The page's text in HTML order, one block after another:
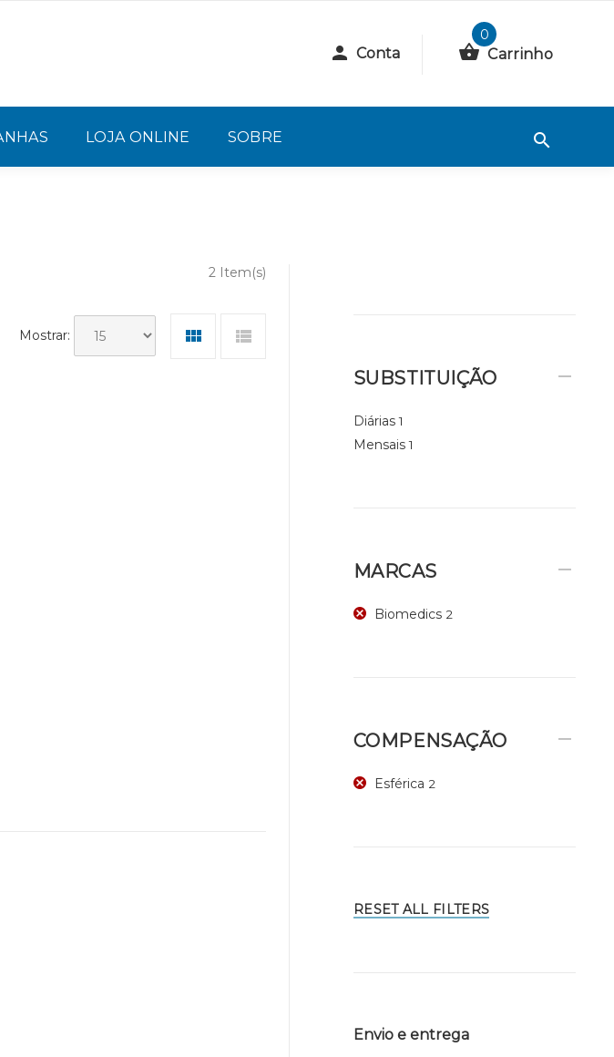
Conta
0
Carrinho
LOJA ONLINE SOBRE
2 Item(s)
Mostrar:
SUBSTITUIÇÃO
Diárias 1
Mensais 1
MARCAS
Biomedics 2
COMPENSAÇÃO
Esférica 2
RESET ALL FILTERS
Envio e entrega